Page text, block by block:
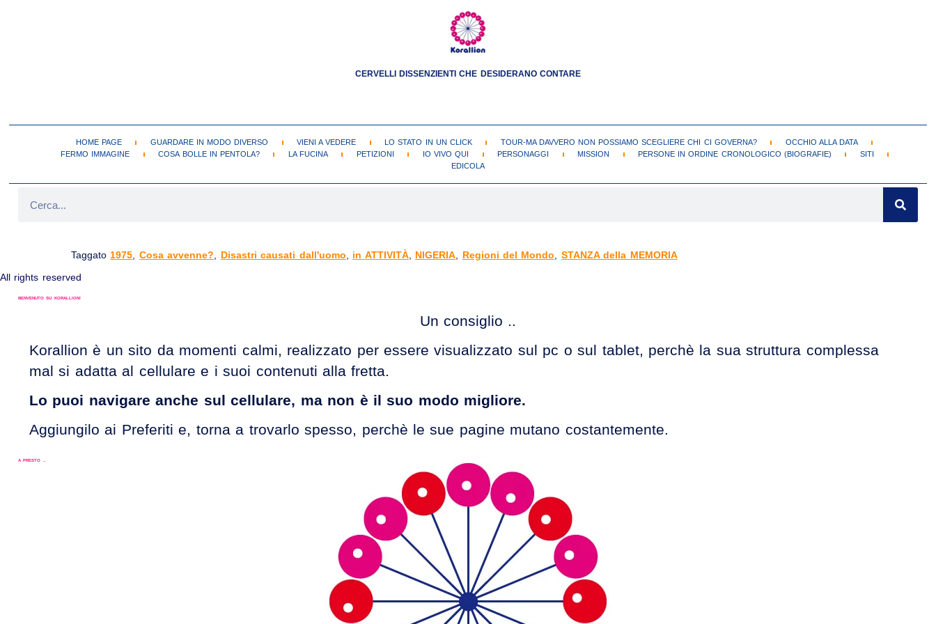
CERVELLI DISSENZIENTI CHE DESIDERANO CONTARE
HOME PAGE GUARDARE IN MODO DIVERSO VIENI A VEDERE LO STATO IN UN CLICK TOUR-MA DAVVERO NON POSSIAMO SCEGLIERE CHI CI GOVERNA?
OCCHIO ALLA DATA
FERMO IMMAGINE
COSA BOLLE IN PENTOLA? LA FUCINA PETIZIONI IO VIVO QUI PERSONAGGI MISSION PERSONE IN ORDINE CRONOLOGICO (BIOGRAFIE)
SITI
EDICOLA
Taggato1975, Cosa avvenne?, Disastri causati dall'uomo, in ATTIVITÀ, NIGERIA, Regioni del Mondo, STANZA della MEMORIA
All rights reserved
BENVENUTO SU KORALLION!
Un consiglio ..
Korallion è un sito da momenti calmi, realizzato per essere visualizzato sul pc o sul tablet, perchè la sua struttura complessa
mal si adatta al cellulare e i suoi contenuti alla fretta.
Lo puoi navigare anche sul cellulare, ma non è il suo modo migliore.
Aggiungilo ai Preferiti e, torna a trovarlo spesso, perchè le sue pagine mutano costantemente.
A PRESTO ..